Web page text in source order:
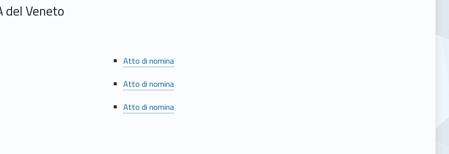
del Veneto
Atto di nomina
Atto di nomina
Atto di nomina